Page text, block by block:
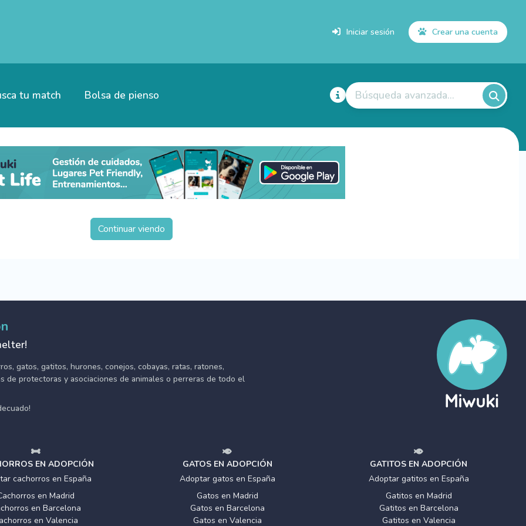
Iniciar sesión Crear una cuenta
tu match Bolsa de pienso Búsqueda avanzada...
Continuar viendo
gatos, gatitos, hurones, conejos, cobayas, ratas, ratones,
de protectoras y asociaciones de animales o perreras de todo el
EN ADOPCIÓN
cachorros en España
en Madrid
en Barcelona
en Valencia
GATOS EN ADOPCIÓN
Adoptar gatos en España
Gatos en Madrid
Gatos en Barcelona
Gatos en Valencia
GATITOS EN ADOPCIÓN
Adoptar gatitos en España
Gatitos en Madrid
Gatitos en Barcelona
Gatitos en Valencia